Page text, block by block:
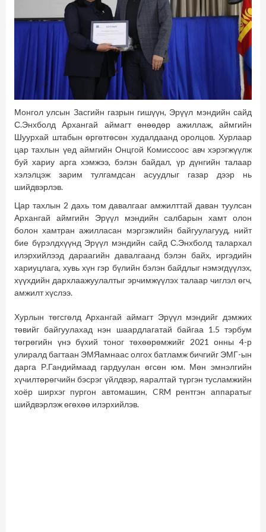
Монгол улсын Засгийн газрын гишүүн, Эрүүл мэндийн сайд
С.Энхболд Архангай аймагт өнөөдөр ажиллаж, аймгийн
Шуурхай штабын өргөтгөсөн худалдаанд оролцов. Хурлаар
цар тахлын үед аймгийн Онцгой Комиссоос авч хэрэгжүүлж
буй хариу арга хэмжээ, бэлэн байдал, үр дүнгийн талаар
хэлэлцэж зарим тулгамдсан асуудлыг газар дээр нь
шийдвэрлэв.
Цар тахлын 2 дахь том давалгааг амжилттай даван туулсан
Архангай аймгийн Эрүүл мэндийн салбарын хамт олон
болон хамтран ажилласан мэргэжлийн байгуулагууд, нийт
бие бүрэлдхүүнд Эрүүл мэндийн сайд С.Энхболд талархал
илэрхийлээд дараагийн давалгаанд бэлэн байх, иргэдийн
хариуцлага, хувь хүн гэр бүлийн бэлэн байдлыг нэмэгдүүлэх,
хүүхдийн дархлаажуулалтыг эрчимжүүлэх талаар чиглэл өгч,
амжилт хүслээ.
Хурлын төгсгөлд Архангай аймагт Эрүүл мэндийг дэмжих
төвийг байгуулахад нэн шаардлагатай байгаа 1.5 тэрбум
төгрөгийн үнэ бүхий тоног төхөөрөмжийг 2021 онны 4-р
улиралд багтаан ЭМЯамнаас олгох батламж бичгийг ЭМГ-ын
дарга Р.Гандиймаад гардуулан өгсөн юм. Мөн эмнэлгийн
хүчилтөрөгчийн бэсрэг үйлдвэр, яаралтай түргэн тусламжийн
хоёр ширхэг пургон автомашин, CRM рентгэн аппаратыг
шийдвэрлэж өгөхөө илэрхийлэв.